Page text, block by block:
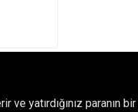
paranın bir